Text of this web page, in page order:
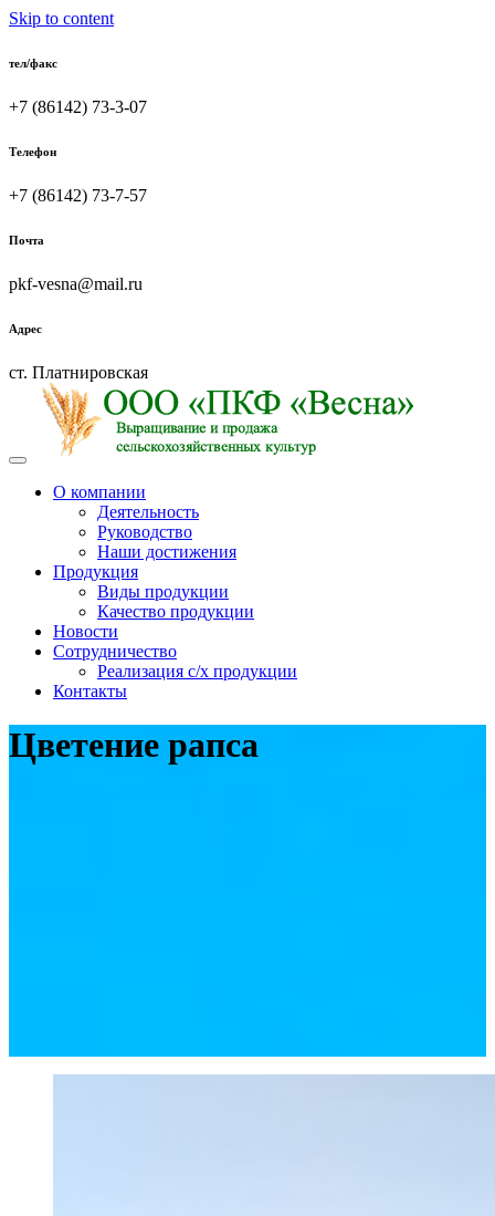
Skip to content
тел/факс
+7 (86142) 73-3-07
Телефон
+7 (86142) 73-7-57
Почта
pkf-vesna@mail.ru
Адрес
ст. Платнировская
О компании
Деятельность
Руководство
Наши достижения
Продукция
Виды продукции
Качество продукции
Новости
Сотрудничество
Реализация с/х продукции
Контакты
Цветение рапса